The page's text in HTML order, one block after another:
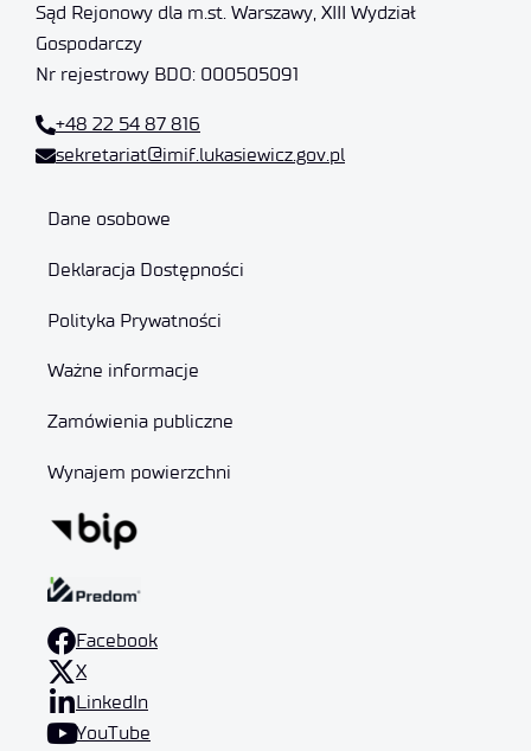
Sąd Rejonowy dla m.st. Warszawy, XIII Wydział
Gospodarczy
Nr rejestrowy BDO: 000505091
+48 22 54 87 816
sekretariat@imif.lukasiewicz.gov.pl
Dane osobowe
Deklaracja Dostępności
Polityka Prywatności
Ważne informacje
Zamówienia publiczne
Wynajem powierzchni
Facebook
X
LinkedIn
YouTube